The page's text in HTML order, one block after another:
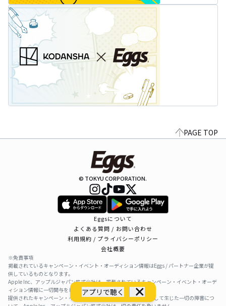
アプリで聴く
PAGE TOP
© TOKYU CORPORATION.
Eggsについて
よくある質問 / お問い合わせ
利用規約 / プライバシーポリシー
会社概要
※免責事項
掲載されているキャンペーン・イベント・オーディション情報はEggs / パートナー企業が提
供しているものとなります。
Apple Inc、アップルジャパン株式会社は、掲載されているキャンペーン・イベント・オーデ
ィション情報に一切関与をしておりません。
提供されたキャンペーン・イベント・オーディション情報を利用して生じた一切の障害につ